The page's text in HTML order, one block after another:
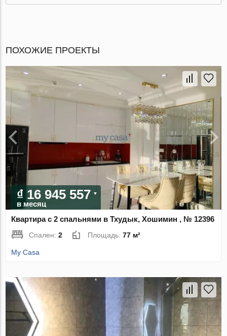
ПОХОЖИЕ ПРОЕКТЫ
₫ 16 945 557
в месяц
Квартира с 2 спальнями в Тхудык, Хошимин , № 12396
Спален:2 Площадь:77 м²
My Casa